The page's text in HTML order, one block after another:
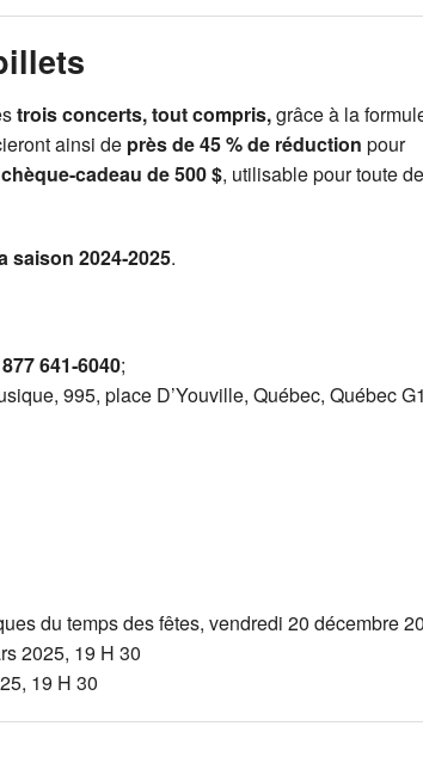
trois concerts, tout compris,grâce à la
ainsi de près de 45 % de réduction pour
cadeau de 500 $, utilisable pour toute
2024‑2025.
641‑6040;
995, place D’Youville, Québec, Québec
du temps des fêtes, vendredi 20 décembre
2025, 19 H 30
19 H 30